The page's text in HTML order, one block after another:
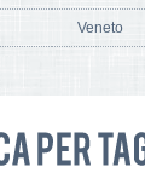
Veneto